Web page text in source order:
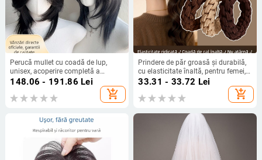
Perucă mullet cu coadă de lup,
unisex, acoperire completă a
capului, păr sintetic rezistent la
148.06 - 191.86 Lei
add_shopping_cart
Prindere de păr groasă și durabilă,
cu elasticitate înaltă, pentru femei,
model 2026, potrivită pentru coafuri
înalte, bandă de păr și accesoriu
pentru păr
33.31 - 33.72 Lei
add_shopping_cart